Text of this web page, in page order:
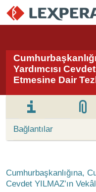
Yardımcısı
Etmesine Dair
Bağlantılar
Cumhurbaşkanlığına,
Cevdet YILMAZ’ın